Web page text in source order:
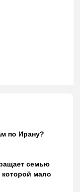
по Ирану?
семью
мало